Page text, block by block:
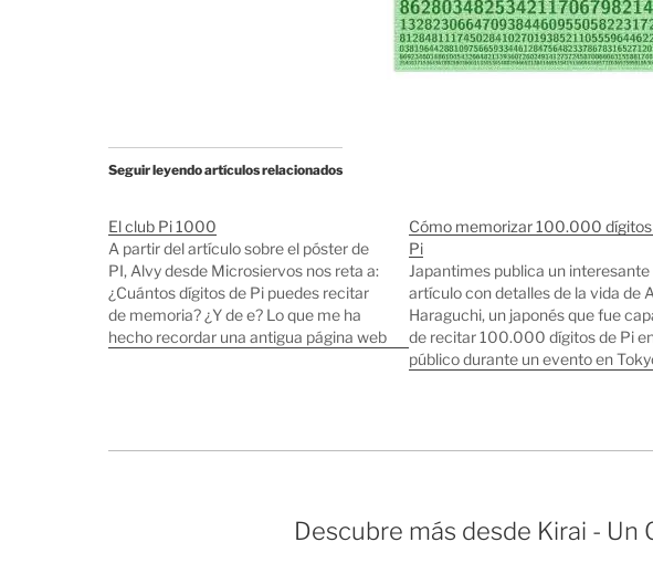
Seguir leyendo artículos relacionados
El club Pi 1000
A partir del artículo sobre el póster de
PI, Alvy desde Microsiervos nos reta a:
¿Cuántos dígitos de Pi puedes recitar
de memoria? ¿Y de e? Lo que me ha
hecho recordar una antigua página web
Cómo memorizar 100.000 dígitos
Pi
Japantimes publica un interesante
artículo con detalles de la vida de
Haraguchi, un japonés que fue
de recitar 100.000 dígitos de Pi
público durante un evento en
Descubre más desde Kirai - Un